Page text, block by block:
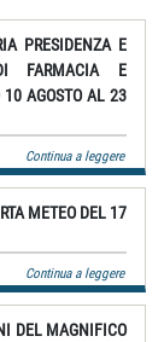
PRESIDENZA E
FARMACIA E
10 AGOSTO AL 23
Continua a leggere
METEO DEL 17
Continua a leggere
DEL MAGNIFICO